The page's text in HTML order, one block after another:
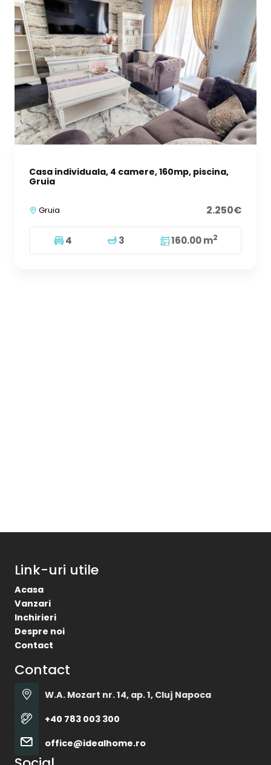
Casa individuala, 4 camere, 160mp, piscina,
Gruia
Gruia 2.250€
4 3 160.00 m2
Link-uri utile
Acasa
Vanzari
Inchirieri
Despre noi
Contact
Contact
W.A. Mozart nr. 14, ap. 1, Cluj Napoca
+40 783 003 300
office@idealhome.ro